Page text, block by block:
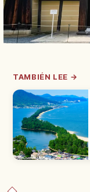
TAMBIÉN LEE →